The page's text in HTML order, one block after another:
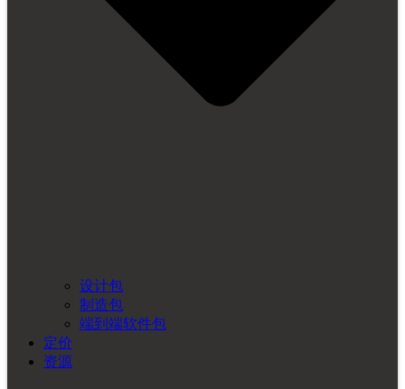
设计包
制造包
端到端软件包
定价
资源